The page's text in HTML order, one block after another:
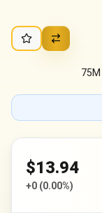
75M
$13.94
+0(0.00%)